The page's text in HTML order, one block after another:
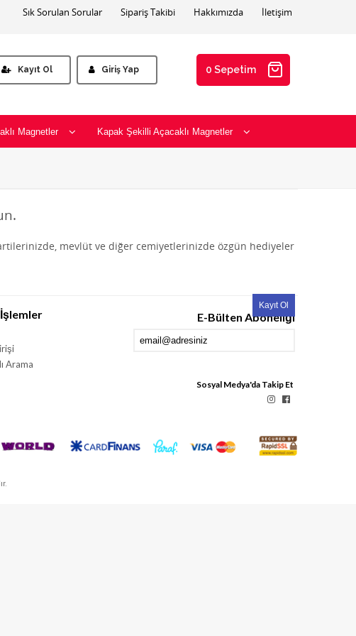
İletişim
Hakkımızda
Sipariş Takibi
Sık Sorulan Sorular
Kayıt Ol Giriş Yap 0 Sepetim
Magnetler Kapak Şekilli Açacaklı Magnetler
mevlüt ve diğer cemiyetlerinizde özgün hediyeler
Arama
E-Bülten Aboneliği
Sosyal Medya'da Takip Et